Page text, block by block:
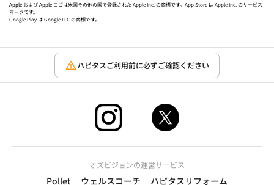
Apple および Apple ロゴは米国その他の国で登録された Apple Inc. の商標です。App Store は Apple Inc. のサービス
マークです。
Google Play は Google LLC の商標です。
ハピタスご利用前に必ずご確認ください
オズビジョンの運営サービス
Pollet ウェルスコーチ ハピタスリフォーム